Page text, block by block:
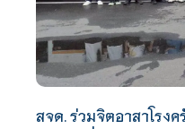
สจด. ร่วมจิตอาสาโรง